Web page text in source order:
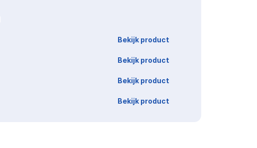
Bekijk product
Bekijk product
Bekijk product
Bekijk product